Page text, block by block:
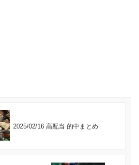
2025/02/16 高配当 的中まとめ